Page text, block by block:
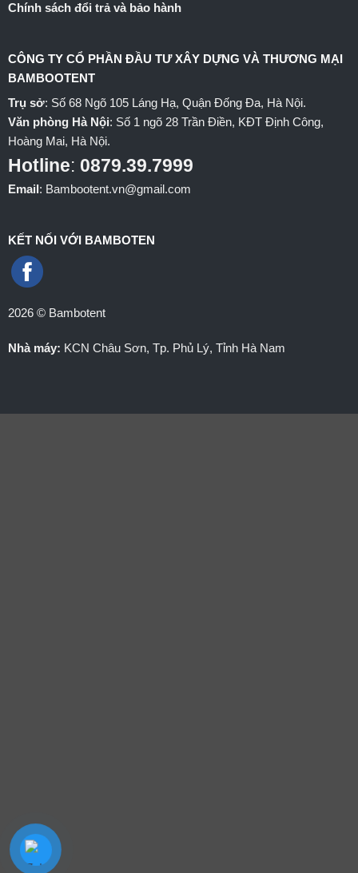
Chính sách đổi trả và bảo hành
CÔNG TY CỔ PHẦN ĐẦU TƯ XÂY DỰNG VÀ THƯƠNG MẠI
BAMBOOTENT
Trụ sở: Số 68 Ngõ 105 Láng Hạ, Quận Đống Đa, Hà Nội.
Văn phòng Hà Nội: Số 1 ngõ 28 Trần Điền, KĐT Định Công,
Hoàng Mai, Hà Nội.
Hotline: 0879.39.7999
Email: Bambootent.vn@gmail.com
KẾT NỐI VỚI BAMBOTEN
2026 © Bambotent
Nhà máy: KCN Châu Sơn, Tp. Phủ Lý, Tỉnh Hà Nam